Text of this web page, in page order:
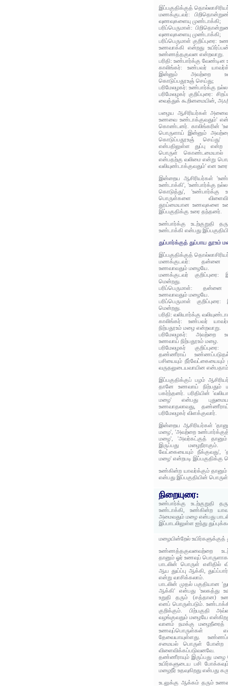
இப்பகுதிக்குத்
மணக்குடவர்:
வுணவுகளையு முண்டாக்கி;
பரிப்பெருமாள்:
வுணவுகளையு முண்டாக்கி;
பரிப்பெருமாள்
உணவாக்கி என்றது
உண்ணத்தகுவன என்றவாறு.
பரிதி: உண்பார்க்கு
காலிங்கர்: உண்பவர்
இன்னும் அவற்றை
கொடுப்பதூஉஞ் செய்து;
பரிமேலழகர்: உண்பார்க்கு
பரிமேலழகர் குறிப்புரை:
வைத்துக் கூறினமையின்,
பழைய ஆசிரியர்கள்
உணவை உண்டாக்குவதும்'
கொண்டனர். காலிங்கரின்
பொருளாய் இன்னும்
கொடுப்பதூஉஞ் செய்து'
என்பதிலுள்ள துப்பு என்ற
பொருள் கொண்டமையால்
என்பதற்கு வலிமை என்று
வலியுண்டாக்குவதும்' என
இன்றைய ஆசிரியர்கள்
உண்டாக்கி', 'உண்பார்க்கு
கொடுத்து', 'உண்பார்க்கு
பொருள்களை
தூய்மையான உணவுகளை
இப்பகுதிக்கு உரை தந்தனர்.
உண்பார்க்கு உடற்குறுதி
உண்டாக்கி என்பது
துப்பார்க்குத் துப்பாய தூஉம்
இப்பகுதிக்குத்
மணக்குடவர்: தன்னை
உணவாவதும் மழையே.
மணக்குடவர் குறிப்புரை:
மென்றது.
பரிப்பெருமாள்:
உணவாவதும் மழையே.
பரிப்பெருமாள்
மென்றது.
பரிதி: வலியார்க்கு
காலிங்கர்: உண்பவர்
நிற்பதூஉம் மழை என்றவாறு.
பரிமேலழகர்: அவற்றை
உணவாய் நிற்பதூஉம் மழை.
பரிமேலழகர்
தண்ணீராய்
பசியையும்
வருதலுடையவாயின
இப்பகுதிக்குப் பழம்
தானே உணவாய்
பகர்ந்தனர். பரிதியின்
மழை' என்பது
உணவாதலாவது,
பரிமேலழகர் விளக்குவார்.
இன்றைய ஆசிரியர்கள்
மழை', 'அவற்றை உண்பார்க்குத்
மழை', 'அவர்கட்குத்
இருப்பது
வேட்கையையும் நீக்குவது',
மழை' என்றபடி
உண்கின்ற யாவர்க்கும்
என்பது இப்பகுதியின்
நிறையுரை:
உண்பார்க்கு உடற்குறுதி
உண்டாக்கி, உண்கின்ற
அமைவதும் மழை என்பது
இப்பாடலிலுள்ள ஐந்து
மழையின்றேல் உயிர்களுக்குத்
உண்ணத்தகுவனவற்றை
தானும் ஓர் உணவுப் பொருளாக
பாடலின் பொருள் எளிதில்
ஆய துய்ப்பு ஆக்கி,
என்று வாசிக்கலாம்.
பாடலின் முதல் பகுதியான
ஆக்கி' என்பது 'உலகத்து
உறுதி தரும் (சத்தான)
எனப் பொருள்படும்.
குறிக்கும். பிற்பகுதி
வழங்குவதும் மழையே
வானம் நமக்கு மழைநீரைத்
உணவுப்பொருள்கள்
தேவையாயுள்ளது.
சமையல் பொருள் போன்ற
தண்ணீராயும் இருப்பது
உயிர்களுடைய பசி
மழைநீர் உதவுகிறது என்பது
உடலுக்கு ஆக்கம் தரும்